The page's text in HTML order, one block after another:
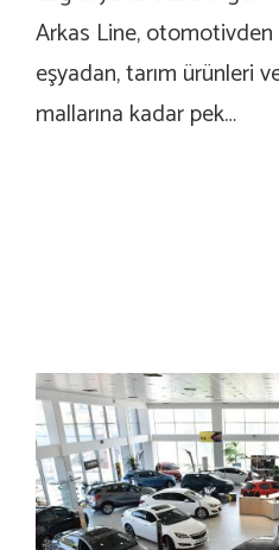
Arkas Line,
eşyadan, tarım ürünleri
mallarına kadar pek…